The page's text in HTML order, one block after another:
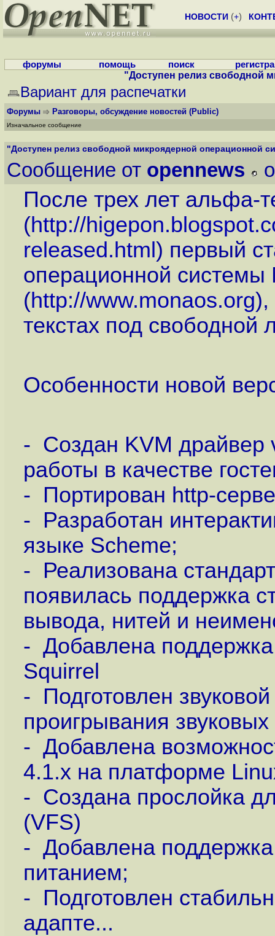
НОВОСТИ (+)
форумы помощь поиск
"Доступен релиз свободной
Вариант для распечатки
Форумы Разговоры, обсуждение новостей (Public)
Изначальное сообщение
"Доступен релиз свободной микроядерной операционной
Сообщение от opennews
После трех лет альфа-
(http://
released.html ) первый
операционной системы
(http://www.monaos.org),
текстах под свободной
Особенности новой
- Создан KVM драйвер
работы в качестве
- Портирован http-
- Разработан
языке Scheme;
- Реализована
появилась поддержка
вывода, нитей и
- Добавлена
Squirrel
- Подготовлен
проигрывания
- Добавлена
4.1.x на платформе
- Создана прослойка
(VFS)
- Добавлена
питанием;
- Подготовлен
адапте...